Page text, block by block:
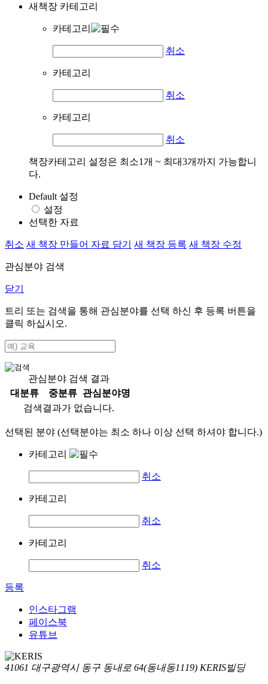
새책장 카테고리
카테고리
취소
카테고리
취소
카테고리
취소
책장카테고리 설정은 최소1개 ~ 최대3개까지 가능합니
다.
Default 설정
설정
선택한 자료
취소 새 책장 만들어 자료 담기 새 책장 등록 새 책장 수정
관심분야 검색
닫기
트리 또는 검색을 통해 관심분야를 선택 하신 후 등록 버튼을
클릭 하십시오.
관심분야 검색 결과
대분류
중분류
관심분야명
검색결과가 없습니다.
선택된 분야 (선택분야는 최소 하나 이상 선택 하셔야 합니다.)
카테고리
취소
카테고리
취소
카테고리
취소
등록
인스타그램
페이스북
유튜브
41061 대구광역시 동구 동내로 64(동내동1119) KERIS빌딩